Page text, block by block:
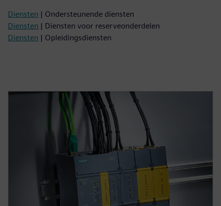
Diensten | Ondersteunende diensten
Diensten | Diensten voor reserveonderdelen
Diensten | Opleidingsdiensten